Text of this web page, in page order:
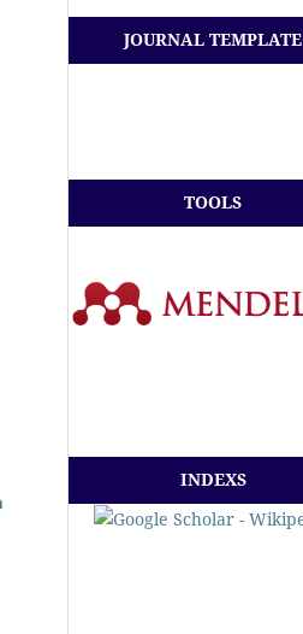
JOURNAL TEMPLATE
TOOLS
INDEXS